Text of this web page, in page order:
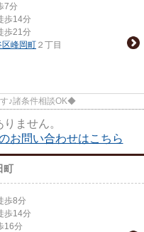
7分
歩14分
歩21分
区峰岡町 ２丁目
♪諸条件相談OK◆
ません。
お問い合わせはこちら
町
歩8分
歩14分
16分